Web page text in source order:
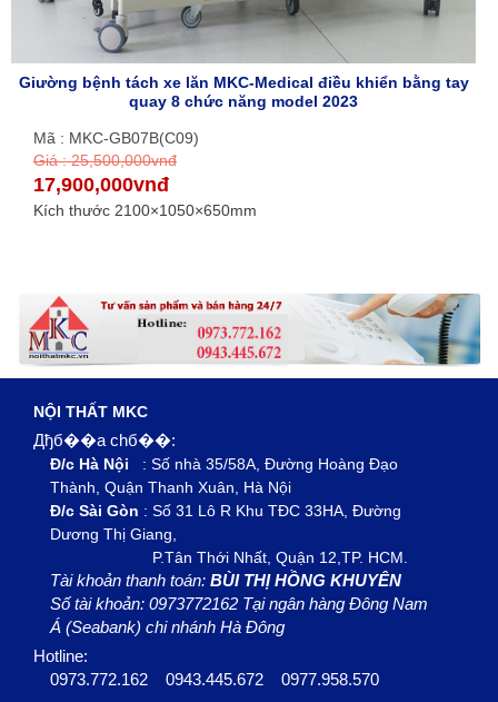
Giường bệnh tách xe lăn MKC-Medical điều khiển bằng tay
quay 8 chức năng model 2023
Mã : MKC-GB07B(C09)
Giá : 25,500,000vnđ
17,900,000vnđ
Kích thước 2100×1050×650mm
NỘI THẤT MKC
Дђб��a chб��:
Đ/c Hà Nội : Số nhà 35/58A, Đường Hoàng Đạo
Thành, Quận Thanh Xuân, Hà Nội
Đ/c Sài Gòn : Số 31 Lô R Khu TĐC 33HA, Đường
Dương Thị Giang,
P.Tân Thới Nhất, Quận 12,TP. HCM.
Tài khoản thanh toán: BÙI THỊ HỒNG KHUYÊN
Số tài khoản: 0973772162 Tại ngân hàng Đông Nam
Á (Seabank) chi nhánh Hà Đông
Hotline:
0973.772.162
0943.445.672
0977.958.570